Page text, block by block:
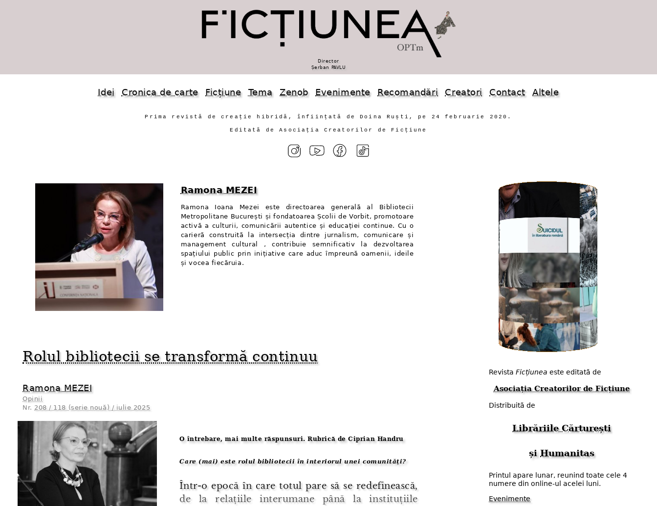
Director
Șerban PAVLU
Idei Cronica de carte Ficțiune Tema Zenob Evenimente Recomandări Creatori Contact Altele
Prima revistă de creație hibridă, înființată de Doina Ruști, pe 24 februarie 2020.
Editată de Asociația Creatorilor de Ficțiune
Ramona MEZEI
Ramona Ioana Mezei este directoarea generală al Bibliotecii
Metropolitane București și fondatoarea Școlii de Vorbit, promotoare
activă a culturii, comunicării autentice și educației continue. Cu o
carieră construită la intersecția dintre jurnalism, comunicare și
management cultural , contribuie semnificativ la dezvoltarea
spațiului public prin inițiative care aduc împreună oamenii, ideile
și vocea fiecăruia.
Rolul bibliotecii se transformă continuu
Ramona MEZEI
Opinii
Nr. 208 / 118 (serie nouă) / iulie 2025
O întrebare, mai multe răspunsuri. Rubrică de Ciprian Handru
Care (mai) este rolul bibliotecii în interiorul unei comunități?
Într-o epocă în care totul pare să se redefinească,
de la relațiile interumane până la instituțiile
Revista Ficțiunea este editată de
Asociația Creatorilor de Ficțiune
Distribuită de
Librăriile Cărturești
șiHumanitas
Printul apare lunar, reunind toate cele 4
numere din online-ul acelei luni.
Evenimente